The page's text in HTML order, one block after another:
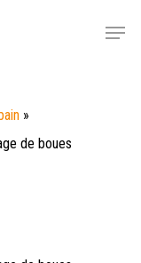
Menu
»
de boues